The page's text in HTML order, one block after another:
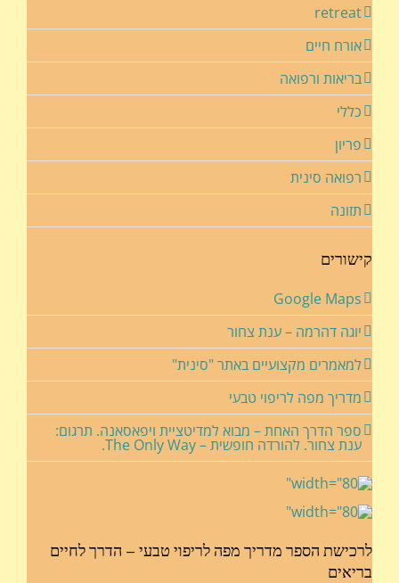
retreat
אורח חיים
בריאות ורפואה
כללי
פריון
רפואה סינית
תזונה
קישורים
Google Maps
יוגה דהרמה – ענת צחור
למאמרים מקצועיים באתר "סינית"
מדריך מפה לריפוי טבעי
ספר הדרך האחת – מבוא למדיטציית ויפאסאנה. תרגום:
ענת צחור. להורדה חופשית – The Only Way.
לרכישת הספר מדריך מפה לריפוי טבעי – הדרך לחיים
בריאים